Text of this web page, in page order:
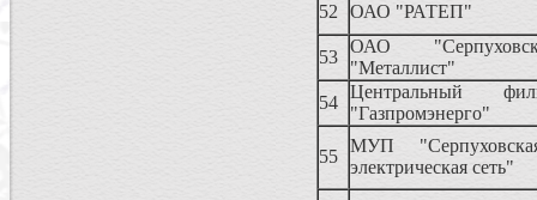
52 ОАО "РАТЕП"
53
ОАО
"Металлист"
54
Центральный
"Газпромэнерго"
55
МУП
электрическая сеть"